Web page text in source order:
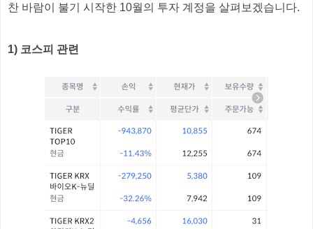
찬 바람이 불기 시작한 10월의 투자 계정을 살펴보겠습니다.
1) 코스피 관련